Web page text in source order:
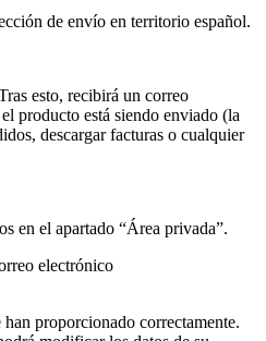
de envío en territorio español.
esto, recibirá un correo
producto está siendo enviado (la
descargar facturas o cualquier
en el apartado “Área privada”.
electrónico
proporcionado correctamente.